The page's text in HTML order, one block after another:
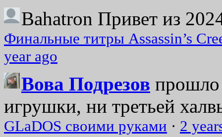
Bahatron Привет из
Финальные титры Assassin’s
year ago
Вова Подрезов прошло
игрушки, ни третьей
GLaDOS своими руками · 2